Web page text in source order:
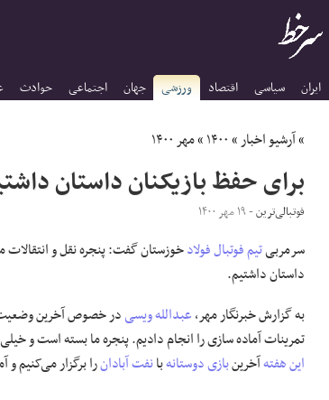
ایران سیاسی اقتصاد ورزشی جهان اجتماعی حوادث
»آرشیو اخبار»۱۴۰۰»مهر ۱۴۰۰
برای حفظ بازیکنان داستان
فوتبالی‌ترین- ۱۹ مهر ۱۴۰۰
سرمربیتیم فوتبال فولادخوزستان گفت: پنجره نقل و
داستان داشتیم.
به گزارش خبرنگار مهر،عبدالله ویسیدر خصوص آخرین وضعیت
تمرینات آماده سازی را انجام دادیم. پنجره ما بسته است و
این هفتهآخرینبازی دوستانهبانفت آبادانرا برگزار می‌کنیم